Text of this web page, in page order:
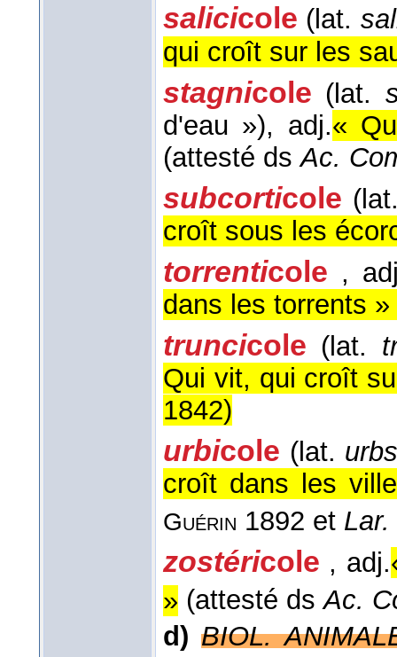
salicicole (lat.
qui croît sur les
stagnicole (lat.
d'eau »), adj.«
(attesté dsAc.
subcorticole
croît sous les
torrenticole ,
dans les torrents »
truncicole (lat.
Qui vit, qui croît
1842)
urbicole (lat.
croît dans les
Guérin 1892 et
zostéricole , adj.
» (attesté dsAc.
d) BIOL.